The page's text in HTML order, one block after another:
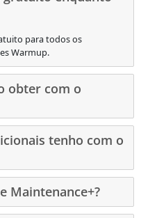
para todos os
Warmup.
obter com o
tenho com o
Maintenance+?